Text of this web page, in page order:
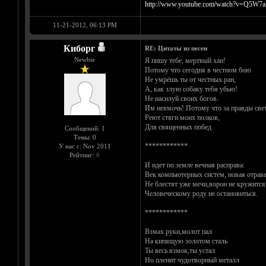
http://www.youtube.com/
11-21-2012, 06:13 PM
Киборг
Newbie
Сообщений: 1
Темы: 0
У нас с: Nov 2011
Рейтинг: 0
RE: Цитаты из песен
Я пишу тебе, мертвый хан!
Потому что сегодня в честном бою
Не умрёшь ты от честных ран,
А, как злую собаку тебя убью!
Не насилуй своих богов.
Им невмочь! Потому что за правды
Реют стяги моих полков,
Для священных побед.
************
И идет по земле вечная расправа:
Век компьютерных систем, новая
Не блестят уже мечи,ворон не кружится,
Человеческому роду не остановиться.
************
Взмах руки,молот пал
На кипящую золотом сталь
Ты весь взмок,ты устал
Но пленит чудотворный металл